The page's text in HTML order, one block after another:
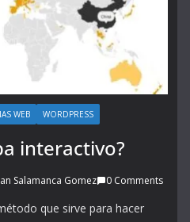
WEB WORDPRESS
interactivo?
Salamanca Gomez 0 Comments
que sirve para hacer